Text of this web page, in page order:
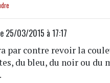
25/03/2015 à 17:17
par contre revoir la
du bleu, du noir ou du